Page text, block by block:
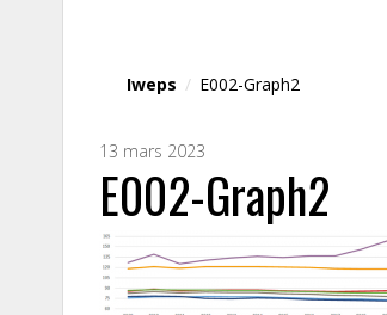
Iweps / E002-Graph2
13 mars 2023
E002-Graph2